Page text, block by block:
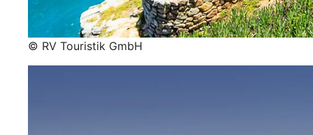
© RV Touristik GmbH